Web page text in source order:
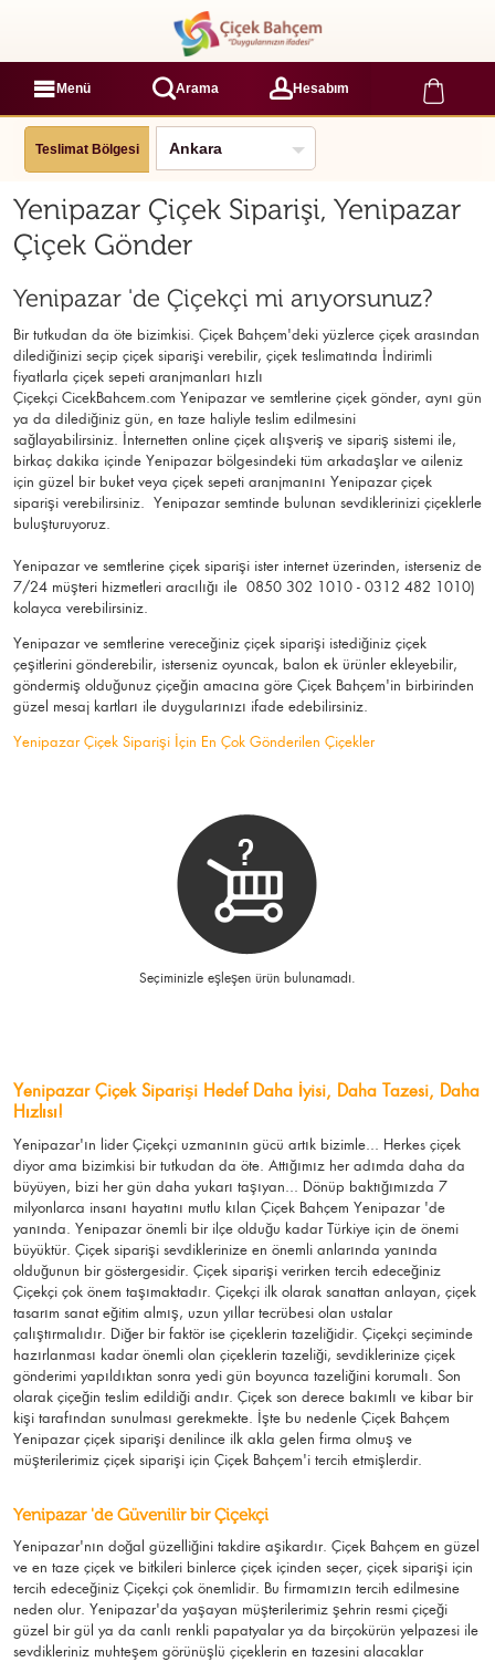
Menü Arama Hesabım
Teslimat Bölgesi
Yenipazar Çiçek Siparişi, Yenipazar
Çiçek Gönder
Yenipazar 'de Çiçekçi mi arıyorsunuz?
Bir tutkudan da öte bizimkisi. Çiçek Bahçem'deki yüzlerce çiçek arasından
dilediğinizi seçip çiçek siparişi verebilir, çiçek teslimatında İndirimli
fiyatlarla çiçek sepeti aranjmanları hızlı
Çiçekçi CicekBahcem.com Yenipazar ve semtlerine çiçek gönder, aynı gün
ya da dilediğiniz gün, en taze haliyle teslim edilmesini
sağlayabilirsiniz. İnternetten online çiçek alışveriş ve sipariş sistemi ile,
birkaç dakika içinde Yenipazar bölgesindeki tüm arkadaşlar ve aileniz
için güzel bir buket veya çiçek sepeti aranjmanını Yenipazar çiçek
siparişi verebilirsiniz. Yenipazar semtinde bulunan sevdiklerinizi çiçeklerle
buluşturuyoruz.
Yenipazar ve semtlerine çiçek siparişi ister internet üzerinden, isterseniz de
7/24 müşteri hizmetleri aracılığı ile 0850 302 1010 - 0312 482 1010)
kolayca verebilirsiniz.
Yenipazar ve semtlerine vereceğiniz çiçek siparişi istediğiniz çiçek
çeşitlerini gönderebilir, isterseniz oyuncak, balon ek ürünler ekleyebilir,
göndermiş olduğunuz çiçeğin amacına göre Çiçek Bahçem'in birbirinden
güzel mesaj kartları ile duygularınızı ifade edebilirsiniz.
Yenipazar Çiçek Siparişi İçin En Çok Gönderilen Çiçekler
Seçiminizle eşleşen ürün bulunamadı.
Yenipazar Çiçek Siparişi Hedef Daha İyisi, Daha Tazesi, Daha
Hızlısı!
Yenipazar'ın lider Çiçekçi uzmanının gücü artık bizimle... Herkes çiçek
diyor ama bizimkisi bir tutkudan da öte. Attığımız her adımda daha da
büyüyen, bizi her gün daha yukarı taşıyan... Dönüp baktığımızda 7
milyonlarca insanı hayatını mutlu kılan Çiçek Bahçem Yenipazar 'de
yanında. Yenipazar önemli bir ilçe olduğu kadar Türkiye için de önemi
büyüktür. Çiçek siparişi sevdiklerinize en önemli anlarında yanında
olduğunun bir göstergesidir. Çiçek siparişi verirken tercih edeceğiniz
Çiçekçi çok önem taşımaktadır. Çiçekçi ilk olarak sanattan anlayan, çiçek
tasarım sanat eğitim almış, uzun yıllar tecrübesi olan ustalar
çalıştırmalıdır. Diğer bir faktör ise çiçeklerin tazeliğidir. Çiçekçi seçiminde
hazırlanması kadar önemli olan çiçeklerin tazeliği, sevdiklerinize çiçek
gönderimi yapıldıktan sonra yedi gün boyunca tazeliğini korumalı. Son
olarak çiçeğin teslim edildiği andır. Çiçek son derece bakımlı ve kibar bir
kişi tarafından sunulması gerekmekte. İşte bu nedenle Çiçek Bahçem
Yenipazar çiçek siparişi denilince ilk akla gelen firma olmuş ve
müşterilerimiz çiçek siparişi için Çiçek Bahçem'i tercih etmişlerdir.
Yenipazar 'de Güvenilir bir Çiçekçi
Yenipazar'nın doğal güzelliğini takdire aşikardır. Çiçek Bahçem en güzel
ve en taze çiçek ve bitkileri binlerce çiçek içinden seçer, çiçek siparişi için
tercih edeceğiniz Çiçekçi çok önemlidir. Bu firmamızın tercih edilmesine
neden olur. Yenipazar'da yaşayan müşterilerimiz şehrin resmi çiçeği
güzel bir gül ya da canlı renkli papatyalar ya da birçokürün yelpazesi ile
sevdikleriniz muhteşem görünüşlü çiçeklerin en tazesini alacaklar